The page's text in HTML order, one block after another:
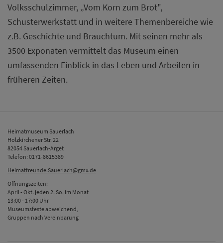
Volksschulzimmer, „Vom Korn zum Brot",
Schusterwerkstatt und in weitere Themenbereiche wie
z.B. Geschichte und Brauchtum. Mit seinen mehr als
3500 Exponaten vermittelt das Museum einen
umfassenden Einblick in das Leben und Arbeiten in
früheren Zeiten.
Heimatmuseum Sauerlach
Holzkirchener Str. 22
82054 Sauerlach-Arget
Telefon: 0171-8615389
Heimatfreunde.Sauerlach@gmx.de
Öffnungszeiten:
April - Okt. jeden 2. So. im Monat
13:00 - 17:00 Uhr
Museumsfeste abweichend,
Gruppen nach Vereinbarung